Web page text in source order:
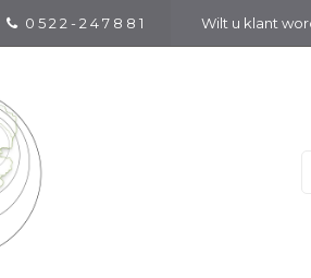
0 5 2 2 - 2 4 7 8 8 1 Wilt u klant